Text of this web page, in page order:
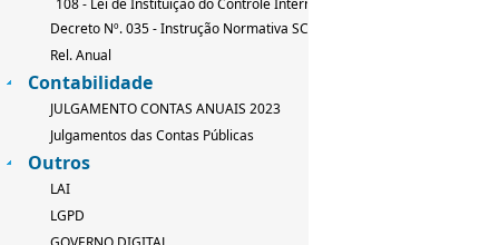
Decreto Nº. 035 - Instrução Normativa SCI
Rel. Anual
Contabilidade
JULGAMENTO CONTAS ANUAIS 2023
Julgamentos das Contas Públicas
Outros
LAI
LGPD